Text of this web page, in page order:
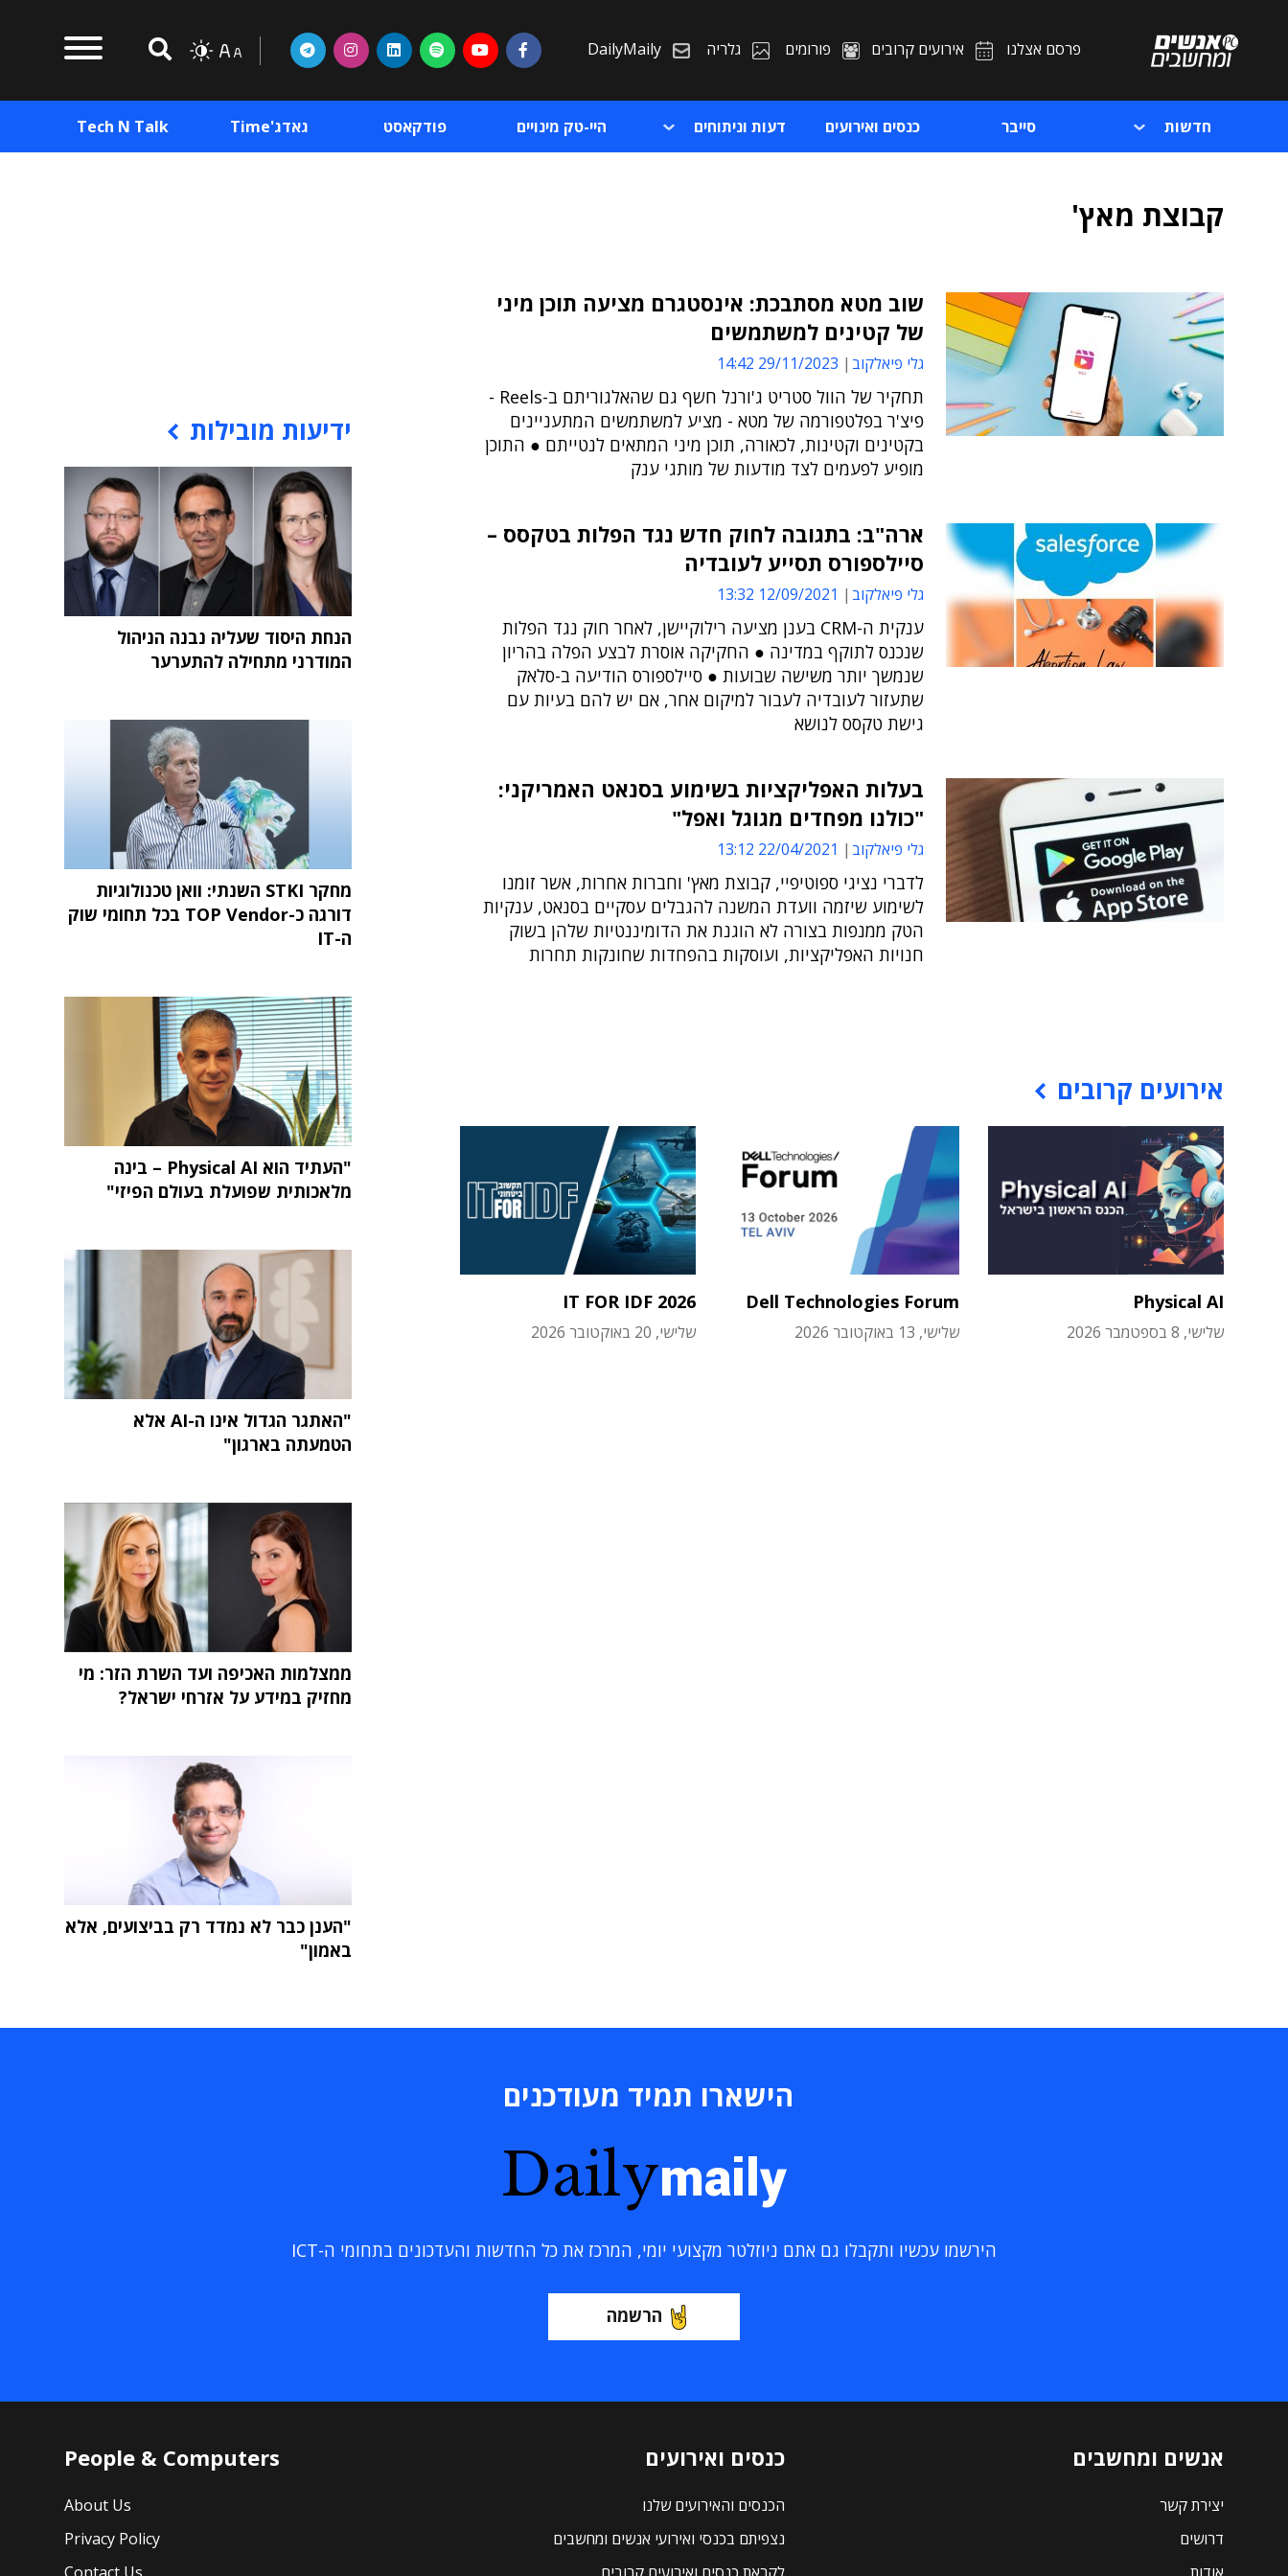
פרסם אצלנו אירועים קרובים פורומים גלריה DailyMaily
חדשות סייבר כנסים ואירועים דעות וניתוחים היי-טק מינויים פודקאסט גאדג'Time Tech N Talk
קבוצת מאץ'
שוב מטא מסתבכת: אינסטגרם מציעה תוכן מיני
של קטינים למשתמשים
גלי פיאלקוב 29/11/2023 14:42
תחקיר של הוול סטריט ג'ורנל חשף גם שהאלגוריתם ב-Reels -
פיצ'ר בפלטפורמה של מטא - מציע למשתמשים המתעניינים
בקטינים וקטינות, לכאורה, תוכן מיני המתאים לנטייתם ● התוכן
מופיע לפעמים לצד מודעות של מותגי ענק
ארה"ב: בתגובה לחוק חדש נגד הפלות בטקסס –
סיילספורס תסייע לעובדיה
גלי פיאלקוב 12/09/2021 13:32
ענקית ה-CRM בענן מציעה רילוקיישן, לאחר חוק נגד הפלות
שנכנס לתוקף במדינה ● החקיקה אוסרת לבצע הפלה בהריון
שנמשך יותר משישה שבועות ● סיילספורס הודיעה ב-סלאק
שתעזור לעובדיה לעבור למיקום אחר, אם יש להם בעיות עם
גישת טקסס לנושא
בעלות האפליקציות בשימוע בסנאט האמריקני:
"כולנו מפחדים מגוגל ואפל"
גלי פיאלקוב 22/04/2021 13:12
לדברי נציגי ספוטיפיי, קבוצת מאץ' וחברות אחרות, אשר זומנו
לשימוע שיזמה וועדת המשנה להגבלים עסקיים בסנאט, ענקיות
הטק ממנפות בצורה לא הוגנת את הדומיננטיות שלהן בשוק
חנויות האפליקציות, ועוסקות בהפחדות שחונקות תחרות
אירועים קרובים
Physical AI
שלישי, 8 בספטמבר 2026
Dell Technologies Forum
שלישי, 13 באוקטובר 2026
IT FOR IDF 2026
שלישי, 20 באוקטובר 2026
ידיעות מובילות
הנחת היסוד שעליה נבנה הניהול
המודרני מתחילה להתערער
מחקר STKI השנתי: וואן טכנולוגיות
דורגה כ-TOP Vendor בכל תחומי שוק
ה-IT
"העתיד הוא Physical AI – בינה
מלאכותית שפועלת בעולם הפיזי"
"האתגר הגדול אינו ה-AI אלא
הטמעתה בארגון"
ממצלמות האכיפה ועד השרת הזר: מי
מחזיק במידע על אזרחי ישראל?
"הענן כבר לא נמדד רק בביצועים, אלא
באמון"
הישארו תמיד מעודכנים
Dailymaily
הירשמו עכשיו ותקבלו גם אתם ניוזלטר מקצועי יומי, המרכז את כל החדשות והעדכונים בתחומי ה-ICT
הרשמה
אנשים ומחשבים
יצירת קשר
דרושים
כנסים ואירועים
הכנסים והאירועים שלנו
נצפיתם בכנסי ואירועי אנשים ומחשבים
People & Computers
About Us
Privacy Policy